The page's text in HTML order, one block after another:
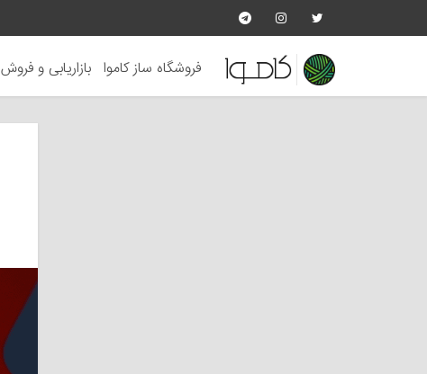
فروشگاه ساز کاموا بازاریابی و فروش